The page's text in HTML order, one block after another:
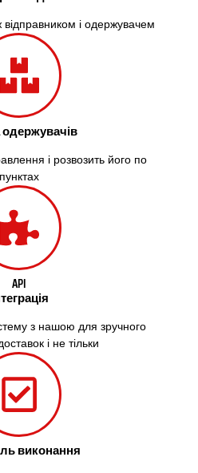
відправником і одержувачем
одержувачів
і розвозить його по
пунктах
API
з нашою для зручного
і не тільки
виконання